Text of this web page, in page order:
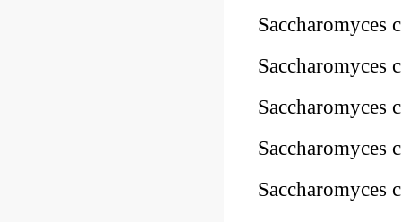
Saccharomyces
Saccharomyces